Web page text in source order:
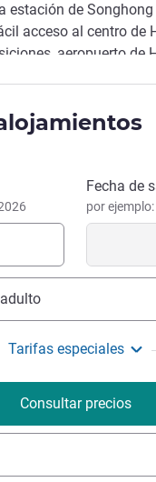
estación de
acceso al centro de
aeropuerto de
está a solo 5
hotel Fecha de
por
Tarifas especiales
Consultar precios